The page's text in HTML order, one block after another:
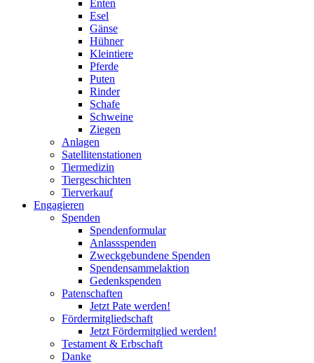
Enten
Esel
Gänse
Hühner
Kleintiere
Pferde
Puten
Rinder
Schafe
Schweine
Ziegen
Anlagen
Satellitenstationen
Tiermedizin
Tiergeschichten
Tierverkauf
Engagieren
Spenden
Spendenformular
Anlassspenden
Zweckgebundene Spenden
Spendensammelaktion
Gedenkspenden
Patenschaften
Jetzt Pate werden!
Fördermitgliedschaft
Jetzt Fördermitglied werden!
Testament & Erbschaft
Danke